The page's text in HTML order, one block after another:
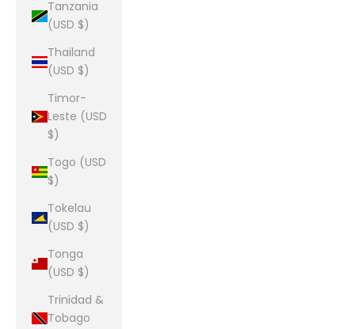
Tanzania
(USD $)
Thailand
(USD $)
Timor-
Leste (USD
$)
Togo (USD
$)
Tokelau
(USD $)
Tonga
(USD $)
Trinidad &
Tobago